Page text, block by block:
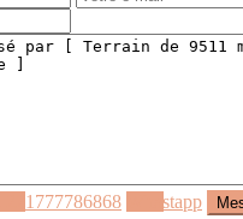
+221777786868
Whastapp